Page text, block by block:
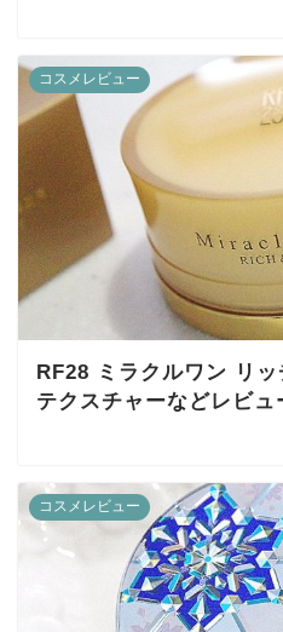
コスメレビュー
RF28 ミラクルワン リ
テクスチャーなどレビュ
コスメレビュー